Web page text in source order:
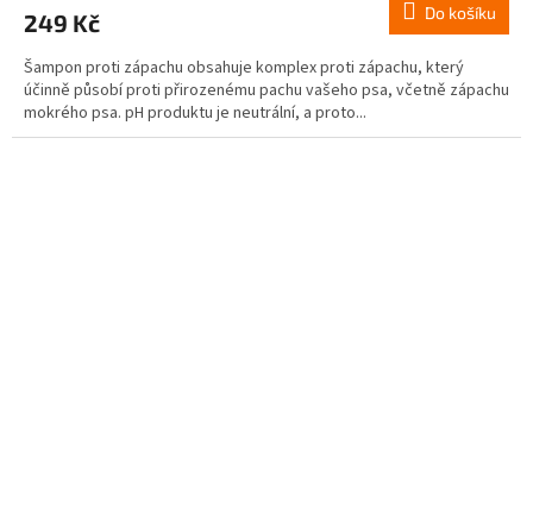
249 Kč Do košíku
Šampon proti zápachu obsahuje komplex proti zápachu, který
účinně působí proti přirozenému pachu vašeho psa, včetně zápachu
mokrého psa. pH produktu je neutrální, a proto...